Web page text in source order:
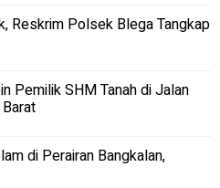
Reskrim Polsek Blega Tangkap
Pemilik SHM Tanah di Jalan
di Perairan Bangkalan,